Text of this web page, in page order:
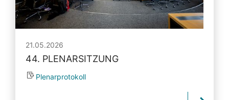
21.05.2026
44. PLENARSITZUNG
Plenarprotokoll